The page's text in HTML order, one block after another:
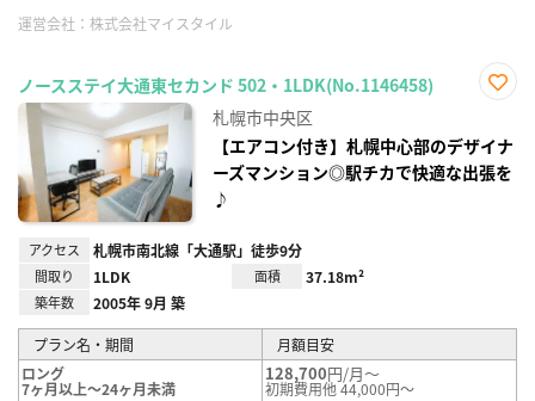
運営会社： 株式会社マイスタイル
ノースステイ大通東セカンド 502・1LDK(No.1146458)
り登
録
札幌市中央区
【エアコン付き】札幌中心部のデザイナ
ーズマンション◎駅チカで快適な出張を
♪
アクセス 札幌市南北線「大通駅」徒歩9分
間取り 1LDK 面積 37.18m²
築年数 2005年 9月 築
プラン名・期間
月額目安
ロング
7ヶ月以上～24ヶ月未満
128,700円/月～
初期費用他 44,000円～